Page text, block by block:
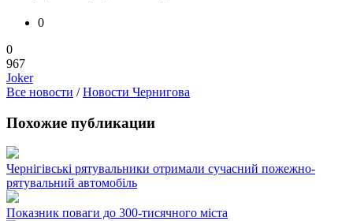
0
0
967
Joker
Все новости /Новости Чернигова
Похожие публикации
Чернігівські рятувальники отримали сучасний пожежно-
рятувальний автомобіль
Показник поваги до 300-тисячного міста